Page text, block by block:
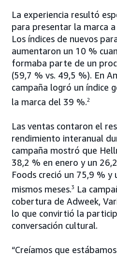
La experiencia resultó
para presentar la marca a
Los índices de nuevos
aumentaron un 10 %
formaba parte de un
(59,7 % vs. 49,5 %). En
campaña logró un índice
la marca del 39 %.2
Las ventas contaron el
rendimiento interanual
campaña mostró que
38,2 % en enero y un
Foods creció un 75,9 % y
mismos meses.3
La
cobertura de Adweek,
lo que convirtió la
conversación cultural.
“Creíamos que